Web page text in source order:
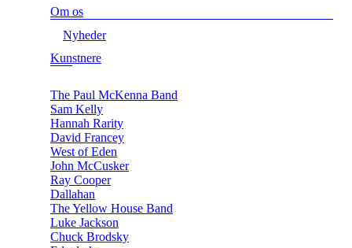
Om os
Nyheder
Kunstnere
The Paul McKenna Band
Sam Kelly
Hannah Rarity
David Francey
West of Eden
John McCusker
Ray Cooper
Dallahan
The Yellow House Band
Luke Jackson
Chuck Brodsky